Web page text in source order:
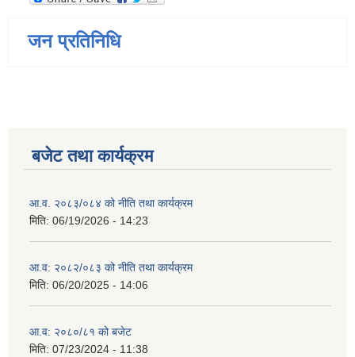
जन प्रतिनिधि
बजेट तथा कार्यक्रम
आ.व. २०८३/०८४ को नीति तथा कार्यक्रम
मिति: 06/19/2026 - 14:23
आ.व: २०८२/०८३ को नीति तथा कार्यक्रम
मिति: 06/20/2025 - 14:06
आ.व: २०८०/८१ को बजेट
मिति: 07/23/2024 - 11:38